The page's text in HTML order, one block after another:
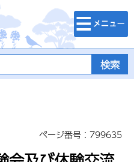
検索・メニュ
ー
ページ番号：799635